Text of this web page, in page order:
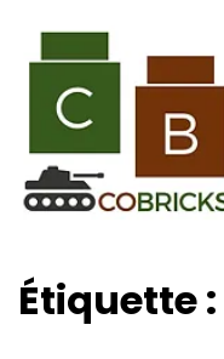
Étiquette :